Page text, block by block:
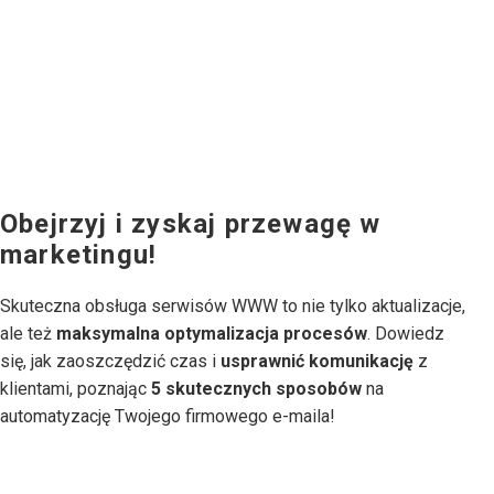
Obejrzyj i zyskaj przewagę w
marketingu!
Skuteczna obsługa serwisów WWW to nie tylko aktualizacje,
ale też maksymalna optymalizacja procesów. Dowiedz
się, jak zaoszczędzić czas i usprawnić komunikację z
klientami, poznając 5 skutecznych sposobów na
automatyzację Twojego firmowego e-maila!